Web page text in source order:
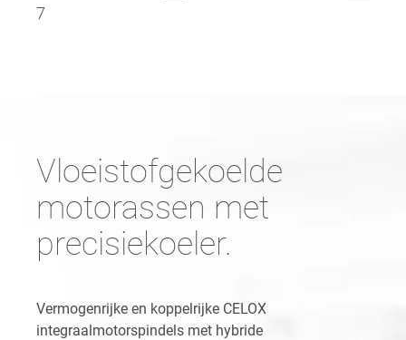
7
Vloeistofgekoelde
motorassen met
precisiekoeler.
Vermogenrijke en koppelrijke CELOX
integraalmotorspindels met hybride